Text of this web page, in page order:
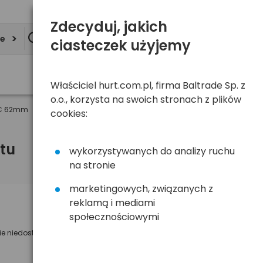
62mm
niedostępny
Powiadom mnie o dostępności
Zdecyduj, jakich
ciasteczek użyjemy
Właściciel hurt.com.pl, firma Baltrade Sp. z
o.o., korzysta na swoich stronach z plików
cookies:
wykorzystywanych do analizy ruchu
na stronie
marketingowych, związanych z
reklamą i mediami
społecznościowymi